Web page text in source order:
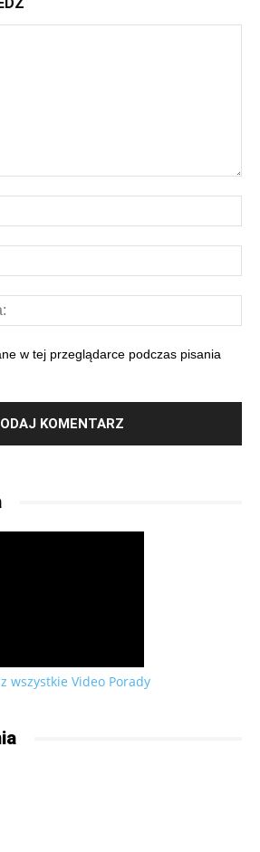
w tej przeglądarce podczas pisania
wszystkie Video Porady